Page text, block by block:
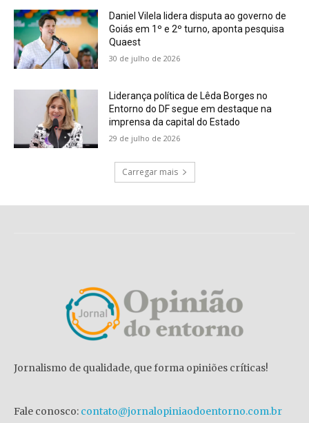
Daniel Vilela lidera disputa ao governo de
Goiás em 1º e 2º turno, aponta pesquisa
Quaest
30 de julho de 2026
Liderança política de Lêda Borges no
Entorno do DF segue em destaque na
imprensa da capital do Estado
29 de julho de 2026
Carregar mais
Jornalismo de qualidade, que forma opiniões críticas!
Fale conosco: contato@jornalopiniaodoentorno.com.br